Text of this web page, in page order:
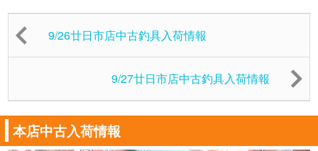
9/26廿日市店中古釣具入荷情報
9/27廿日市店中古釣具入荷情報
本店中古入荷情報